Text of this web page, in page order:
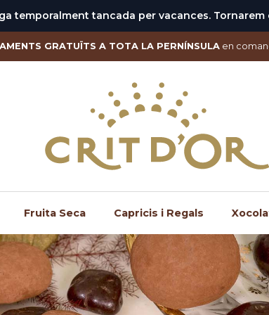
temporalment tancada per vacances. Tornarem
GRATUÏTS A TOTA LA PERNÍNSULA en
Fruita Seca Capricis i Regals